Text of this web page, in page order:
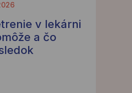
v lekárni
a čo